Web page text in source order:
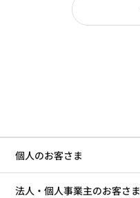
個人のお客さま
法人・個人事業主のお客さま